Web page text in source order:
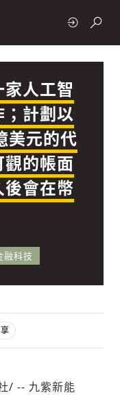
人工智
計劃以
美元的代
的帳面
會在幣
融科技
/ -- 九紫新能